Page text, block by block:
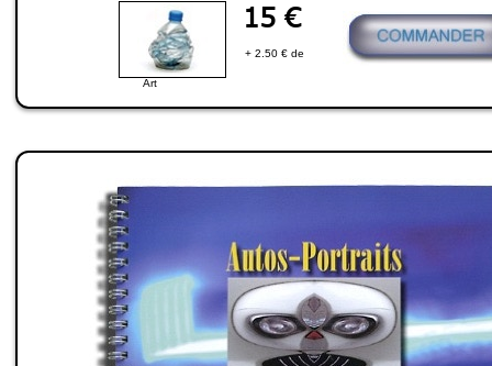
Art
15 €
+ 2.50 € de